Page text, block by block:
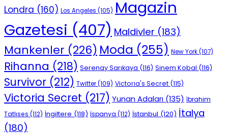
Londra (160) Los Angeles (105) Magazin
Gazetesi (407) Maldivler (183)
Mankenler (226) Moda (255) New York(107)
Rihanna (218) Serenay Sarıkaya (116) Sinem Kobal (116)
Survivor (212) Twitter(109) Victoria's Secret (115)
Victoria Secret (217) Yunan Adaları (135) İbrahim
Tatlıses (112) İngiltere (118) İspanya (112) İstanbul (120) İtalya
(180)